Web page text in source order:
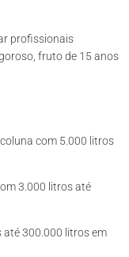
profissionais
fruto de 15 anos
com 5.000 litros
3.000 litros até
até 300.000 litros em